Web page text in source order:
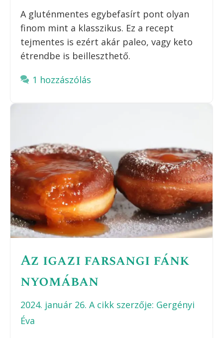
A gluténmentes egybefasírt pont olyan
finom mint a klasszikus. Ez a recept
tejmentes is ezért akár paleo, vagy keto
étrendbe is beilleszthető.
1 hozzászólás
Az igazi farsangi fánk
nyomában
2024. január 26. A cikk szerzője: Gergényi
Éva